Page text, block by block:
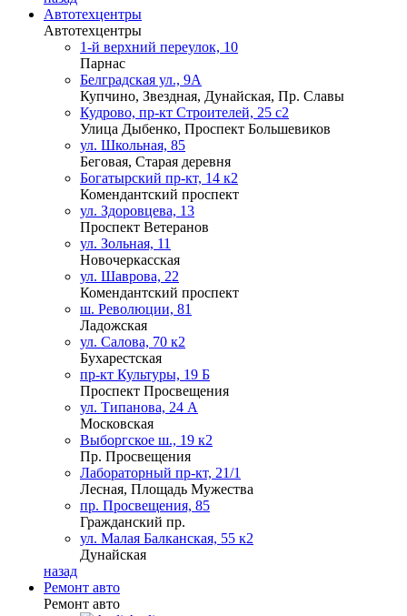
Автотехцентры
Автотехцентры
1-й верхний переулок, 10
Парнас
Белградская ул., 9А
Купчино, Звездная, Дунайская, Пр. Славы
Кудрово, пр-кт Строителей, 25 с2
Улица Дыбенко, Проспект Большевиков
ул. Школьная, 85
Беговая, Старая деревня
Богатырский пр-кт, 14 к2
Комендантский проспект
ул. Здоровцева, 13
Проспект Ветеранов
ул. Зольная, 11
Новочеркасская
ул. Шаврова, 22
Комендантский проспект
ш. Революции, 81
Ладожская
ул. Салова, 70 к2
Бухарестская
пр-кт Культуры, 19 Б
Проспект Просвещения
ул. Типанова, 24 А
Московская
Выборгское ш., 19 к2
Пр. Просвещения
Лабораторный пр-кт, 21/1
Лесная, Площадь Мужества
пр. Просвещения, 85
Гражданский пр.
ул. Малая Балканская, 55 к2
Дунайская
назад
Ремонт авто
Ремонт авто